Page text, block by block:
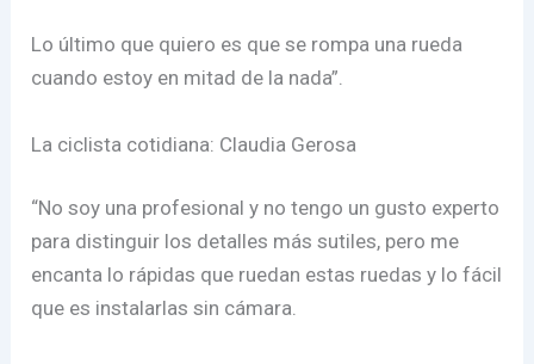
Lo último que quiero es que se rompa una rueda
cuando estoy en mitad de la nada”.
La ciclista cotidiana: Claudia Gerosa
“No soy una profesional y no tengo un gusto experto
para distinguir los detalles más sutiles, pero me
encanta lo rápidas que ruedan estas ruedas y lo fácil
que es instalarlas sin cámara.